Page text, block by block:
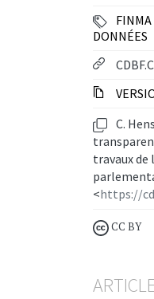
FINMA
DONNÉES
C.
travaux de
<https://
CC BY